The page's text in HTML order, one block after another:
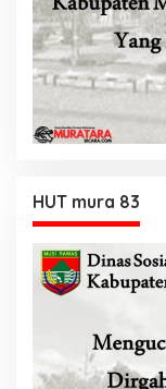
HUT mura 83